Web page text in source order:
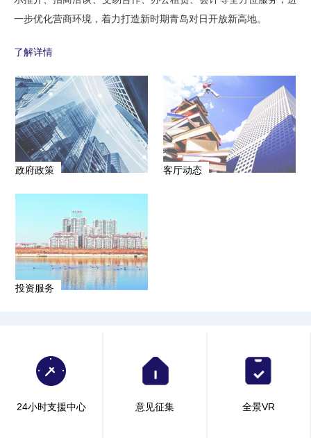
一步优化营商环境，着力打造新时期青岛对日开放新高地。
了解详情
政府政策 客厅动态
投资服务
24小时支援中心 意见征集 全景VR